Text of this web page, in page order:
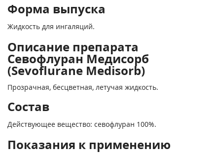
Форма выпуска
Жидкость для ингаляций.
Описание препарата
Севофлуран Медисорб
(Sevoflurane Medisorb)
Прозрачная, бесцветная, летучая жидкость.
Состав
Действующее вещество: севофлуран 100%.
Показания к применению